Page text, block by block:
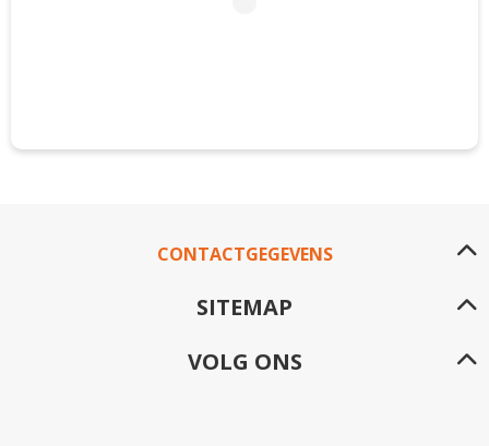
CONTACTGEGEVENS
SITEMAP
VOLG ONS